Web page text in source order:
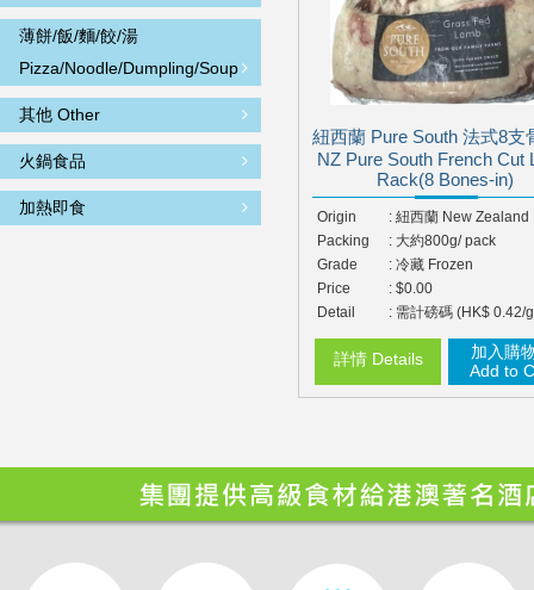
薄餅/飯/麵/餃/湯
Pizza/Noodle/Dumpling/Soup
其他 Other
火鍋食品
加熱即食
紐西蘭 Pure South 法式8支
NZ Pure South French Cut
Rack(8 Bones-in)
Origin
: 紐西蘭 New Zealand
Packing
: 大約800g/ pack
Grade
: 冷藏 Frozen
Price
: $0.00
Detail
: 需計磅碼 (HK$ 0.42/
詳情 Details
加入購
Add to